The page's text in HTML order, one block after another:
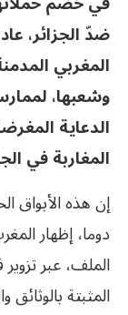
ضدّ الجزائر،
المغربي
وشعبها،
الدعاية
المغاربة في
إن هذه الأبواق
دوما، إظهار
الملف، عبر
المثبتة